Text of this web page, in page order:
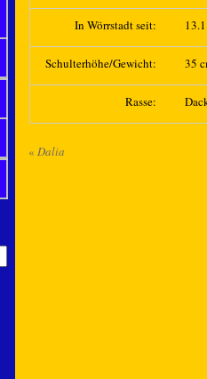
In Wörrstadt seit:
Schulterhöhe/Gewicht: 35
Rasse:
« Dalia